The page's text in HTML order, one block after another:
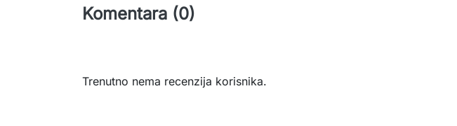
Komentara (0)
Trenutno nema recenzija korisnika.